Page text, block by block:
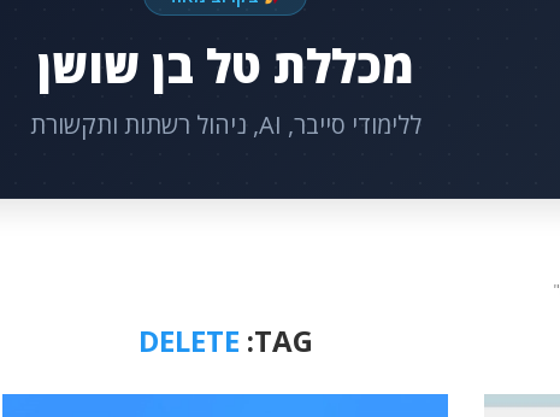
מכללת טל בן שושן
ללימודי סייבר, AI, ניהול רשתות ותקשורת
TAG:
DELETE